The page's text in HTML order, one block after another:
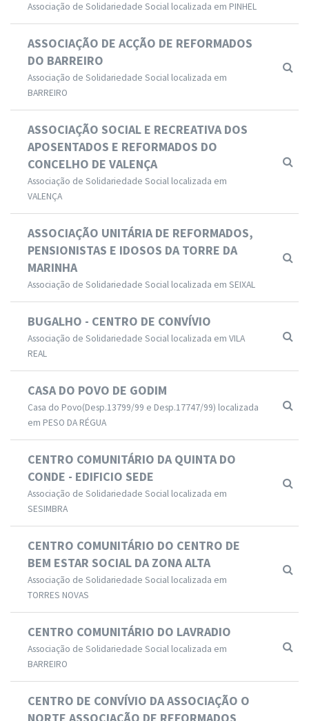
Associação de Solidariedade Social localizada em PINHEL
ASSOCIAÇÃO DE ACÇÃO DE REFORMADOS
DO BARREIRO
Associação de Solidariedade Social localizada em
BARREIRO
ASSOCIAÇÃO SOCIAL E RECREATIVA DOS
APOSENTADOS E REFORMADOS DO
CONCELHO DE VALENÇA
Associação de Solidariedade Social localizada em
VALENÇA
ASSOCIAÇÃO UNITÁRIA DE REFORMADOS,
PENSIONISTAS E IDOSOS DA TORRE DA
MARINHA
Associação de Solidariedade Social localizada em SEIXAL
BUGALHO - CENTRO DE CONVÍVIO
Associação de Solidariedade Social localizada em VILA
REAL
CASA DO POVO DE GODIM
Casa do Povo(Desp.13799/99 e Desp.17747/99) localizada
em PESO DA RÉGUA
CENTRO COMUNITÁRIO DA QUINTA DO
CONDE - EDIFICIO SEDE
Associação de Solidariedade Social localizada em
SESIMBRA
CENTRO COMUNITÁRIO DO CENTRO DE
BEM ESTAR SOCIAL DA ZONA ALTA
Associação de Solidariedade Social localizada em
TORRES NOVAS
CENTRO COMUNITÁRIO DO LAVRADIO
Associação de Solidariedade Social localizada em
BARREIRO
CENTRO DE CONVÍVIO DA ASSOCIAÇÃO O